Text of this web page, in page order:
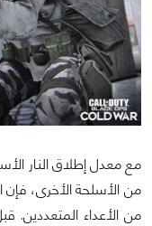
مع معدل إطلاق النار
من الأسلحة الأخرى،
من الأعداء